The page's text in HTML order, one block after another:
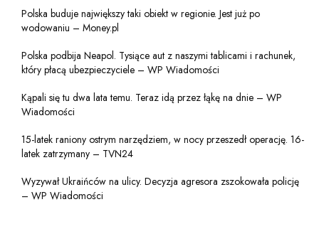
Polska buduje największy taki obiekt w regionie. Jest już po
wodowaniu – Money.pl
Polska podbija Neapol. Tysiące aut z naszymi tablicami i rachunek,
który płacą ubezpieczyciele – WP Wiadomości
Kąpali się tu dwa lata temu. Teraz idą przez łąkę na dnie – WP
Wiadomości
15-latek raniony ostrym narzędziem, w nocy przeszedł operację. 16-
latek zatrzymany – TVN24
Wyzywał Ukraińców na ulicy. Decyzja agresora zszokowała policję
– WP Wiadomości